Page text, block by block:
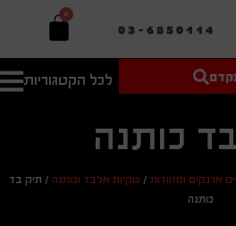
03-6850114
0
לכל הקטגוריות מיני'
חיפוש
כותנה
ארנקים ומזוודות/ שקיות אלבד וכותנה/ תיק בד
כותנה